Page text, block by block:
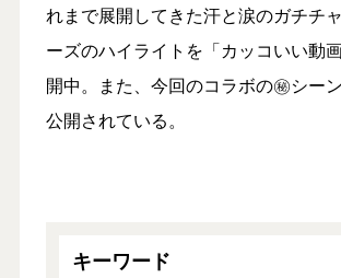
れまで展開してきた汗と涙のガチチ
ーズのハイライトを「カッコいい動
開中。また、今回のコラボの㊙シー
公開されている。
キーワード